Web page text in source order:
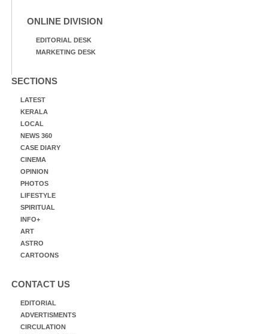
ONLINE DIVISION
EDITORIAL DESK
MARKETING DESK
SECTIONS
LATEST
KERALA
LOCAL
NEWS 360
CASE DIARY
CINEMA
OPINION
PHOTOS
LIFESTYLE
SPIRITUAL
INFO+
ART
ASTRO
CARTOONS
CONTACT US
EDITORIAL
ADVERTISMENTS
CIRCULATION